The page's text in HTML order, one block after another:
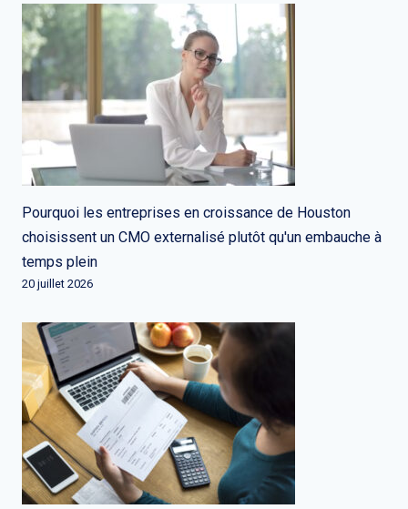
Pourquoi les entreprises en croissance de Houston
choisissent un CMO externalisé plutôt qu'un embauche à
temps plein
20 juillet 2026